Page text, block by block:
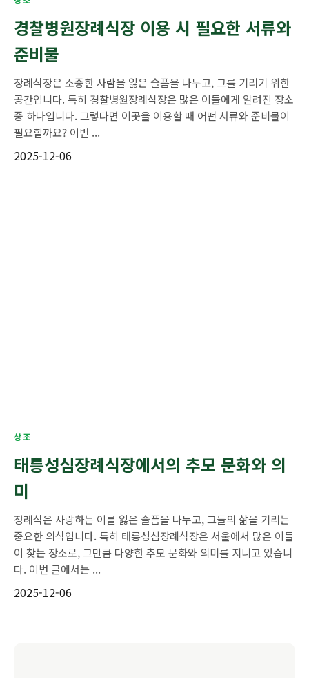
경찰병원장례식장 이용 시 필요한 서류와
준비물
장례식장은 소중한 사람을 잃은 슬픔을 나누고, 그를 기리기 위한
공간입니다. 특히 경찰병원장례식장은 많은 이들에게 알려진 장소
중 하나입니다. 그렇다면 이곳을 이용할 때 어떤 서류와 준비물이
필요할까요? 이번 ...
2025-12-06
상조
태릉성심장례식장에서의 추모 문화와 의
미
장례식은 사랑하는 이를 잃은 슬픔을 나누고, 그들의 삶을 기리는
중요한 의식입니다. 특히 태릉성심장례식장은 서울에서 많은 이들
이 찾는 장소로, 그만큼 다양한 추모 문화와 의미를 지니고 있습니
다. 이번 글에서는 ...
2025-12-06